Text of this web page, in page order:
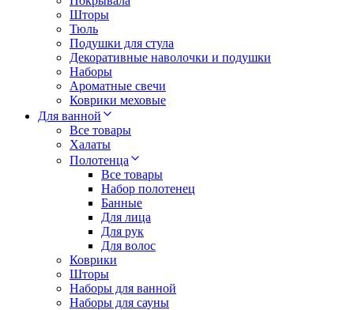
Шторы
Тюль
Подушки для стула
Декоративные наволочки и подушки
Наборы
Ароматные свечи
Коврики меховые
Для ванной
Все товары
Халаты
Полотенца
Все товары
Набор полотенец
Банные
Для лица
Для рук
Для волос
Коврики
Шторы
Наборы для ванной
Наборы для сауны